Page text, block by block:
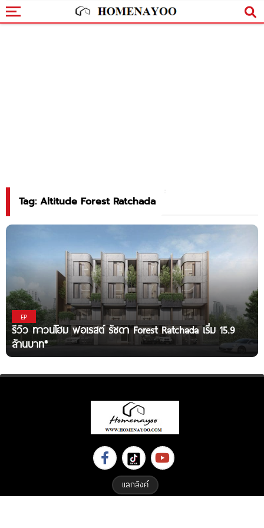
Tag: Altitude Forest Ratchada
EP
รีวิว ทาวน์โฮม ฟอเรสต์ รัชดา Forest Ratchada เริ่ม 15.9
ล้านบาท*
แลกลิงค์